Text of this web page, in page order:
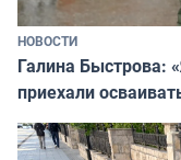
НОВОСТИ
Галина Быстрова:
приехали